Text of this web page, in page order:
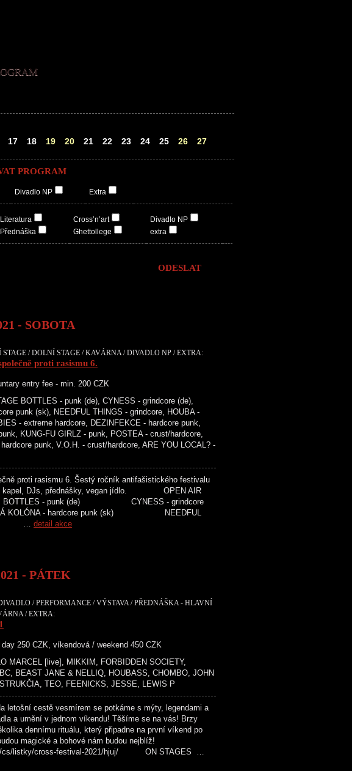
17 18 19 20 21 22 23 24 25 26 27
PROGRAM
Divadlo NP Extra
Literatura
Přednáška
Cross’n’art
Ghettollege
Divadlo NP
extra
- SOBOTA
STAGE / DOLNÍ STAGE / KAVÁRNA / DIVADLO NP / EXTRA:
proti rasismu 6.
entry fee - min. 200 CZK
BOTTLES - punk (de), CYNESS - grindcore (de),
punk (sk), NEEDFUL THINGS - grindcore, HOUBA -
- extreme hardcore, DEZINFEKCE - hardcore punk,
KUNG-FU GIRLZ - punk, POSTEA - crust/hardcore,
punk, V.O.H. - crust/hardcore, ARE YOU LOCAL? -
proti rasismu 6. Šestý ročník antifašistického festivalu
kapel, DJs, přednášky, vegan jídlo. OPEN AIR
BOTTLES - punk (de) CYNESS - grindcore
- hardcore punk (sk) NEEDFUL
… detail akce
- PÁTEK
/ PERFORMANCE / VÝSTAVA / PŘEDNÁŠKA - HLAVNÍ
/ EXTRA:
250 CZK, víkendová / weekend 450 CZK
MARCEL [live], MIKKIM, FORBIDDEN SOCIETY,
BEAST JANE & NELLIQ, HOUBASS, CHOMBO, JOHN
TEO, FEENICKS, JESSE, LEWIS P
letošní cestě vesmírem se potkáme s mýty, legendami a
a umění v jednom víkendu! Těšíme se na vás! Brzy
dennímu rituálu, který připadne na první víkend po
magické a bohové nám budou nejblíž!
cs/listky/cross-festival-2021/hjuj/ ON STAGES …